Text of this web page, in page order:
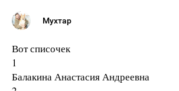
Мухтар
Вот списочек
1
Балакина Анастасия Андреевна